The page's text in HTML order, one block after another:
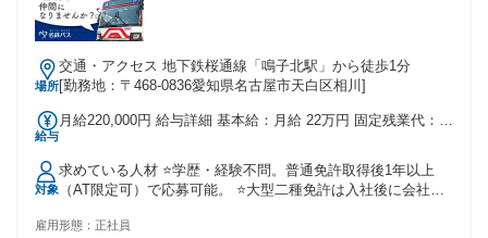
た勤務条件のもとで長く働きたい方 倉庫管理業務の経験があ
る方は、 業務理解や改善提案などにも経験を活かせます。
場所
交通・アクセス 地下鉄桜通線「鳴子北駅」から徒歩1分
[勤務地：〒468-0836愛知県名古屋市天白区相川]
給与
月給220,000円 給与詳細 基本給：月給 22万円 固定残業代：な
当金額：なし 全員に一律で支払われるその他手当金額：なし
初任給：月給220,000円＋各種手当 月収30万円以上・年収400
万円以上も可能（賞与年3回／計4ヶ月＋α） ※研修中も同条
件 家族・住宅・休日・深夜など多様な手当を支給
対象
求めている人材 ⭐学歴・経験不問。普通免許取得後1年以上
（AT限定可）で応募可能。 ⭐大型二種免許は入社後に会社負
迎します。 ⭐20〜50代の幅広い層が活躍中。未経験スタート
雇用形態： 正社員